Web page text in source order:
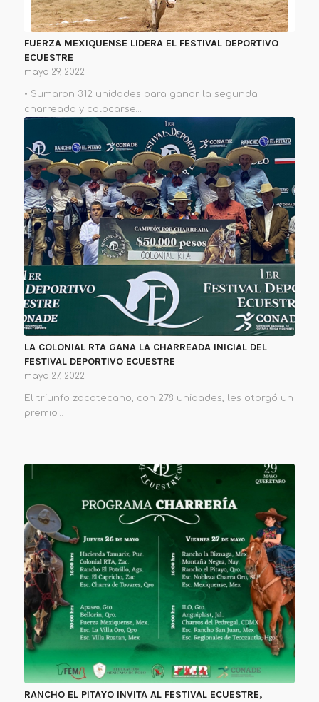
FUERZA MEXIQUENSE LIDERA EL FESTIVAL DEPORTIVO
ECUESTRE
mayo 29, 2022
• Sumaron 312 unidades para ganar la segunda
charreada y colocarse…
LA COLONIAL RTA GANA LA CHARREADA INICIAL DEL
FESTIVAL DEPORTIVO ECUESTRE
mayo 27, 2022
El triunfo zacatecano, con 278 unidades, les otorgó un
premio…
RANCHO EL PITAYO INVITA AL FESTIVAL ECUESTRE,